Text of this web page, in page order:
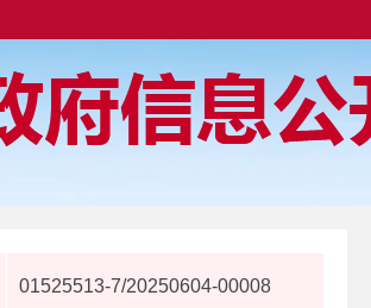
01525513-7/20250604-00008